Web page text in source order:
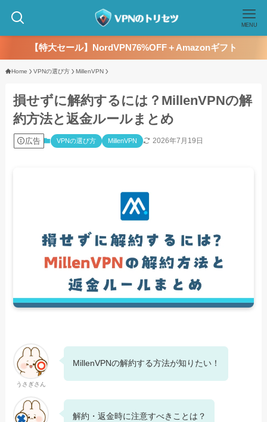
MENU
【特大セール】NordVPN76%OFF＋Amazonギフト
Home VPNの選び方 MillenVPN
損せずに解約するには？MillenVPNの解
約方法と返金ルールまとめ
広告 VPNの選び方 MillenVPN 2026年7月19日
うさぎさん
MillenVPNの解約する方法が知りたい！
解約・返金時に注意すべきことは？